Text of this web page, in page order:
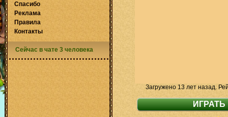
Загружено 13 лет назад.
Спасибо
Реклама
Правила
Контакты
Сейчас в чате 3 человека